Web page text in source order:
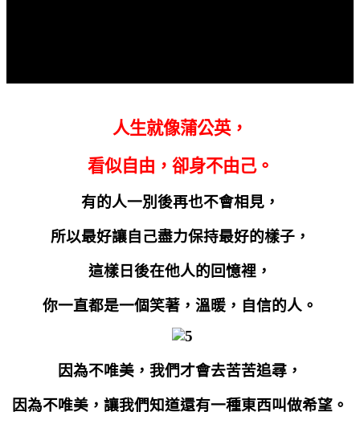
人生就像蒲公英，
看似自由，卻身不由己。
有的人一別後再也不會相見，
所以最好讓自己盡力保持最好的樣子，
這樣日後在他人的回憶裡，
你一直都是一個笑著，溫暖，自信的人。
因為不唯美，我們才會去苦苦追尋，
因為不唯美，讓我們知道還有一種東西叫做希望。